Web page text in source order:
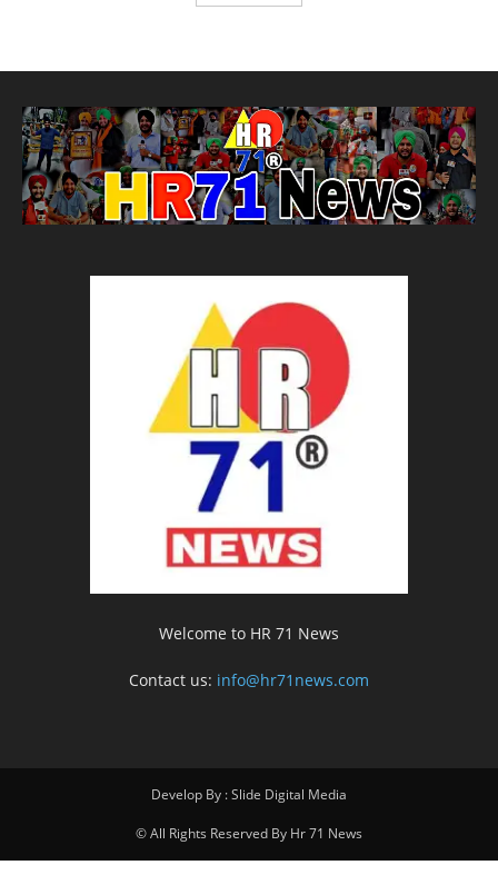
Welcome to HR 71 News
Contact us: info@hr71news.com
Develop By : Slide Digital Media
© All Rights Reserved By Hr 71 News